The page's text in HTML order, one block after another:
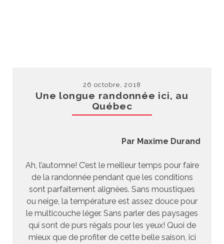
26 octobre, 2018
Une longue randonnée ici, au
Québec
Par Maxime Durand
Ah, l’automne! C’est le meilleur temps pour faire
de la randonnée pendant que les conditions
sont parfaitement alignées. Sans moustiques
ou neige, la température est assez douce pour
le multicouche léger. Sans parler des paysages
qui sont de purs régals pour les yeux! Quoi de
mieux que de profiter de cette belle saison, ici